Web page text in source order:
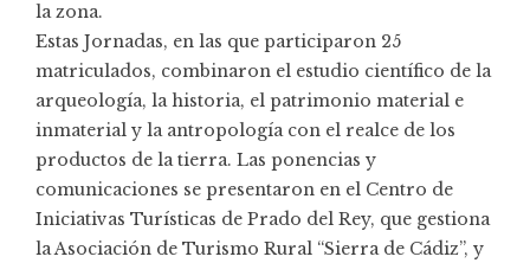
la zona.
Estas Jornadas, en las que participaron 25
matriculados, combinaron el estudio científico de la
arqueología, la historia, el patrimonio material e
inmaterial y la antropología con el realce de los
productos de la tierra. Las ponencias y
comunicaciones se presentaron en el Centro de
Iniciativas Turísticas de Prado del Rey, que gestiona
la Asociación de Turismo Rural “Sierra de Cádiz”, y